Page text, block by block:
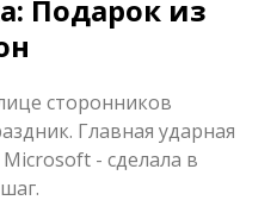
Подарок из
сторонников
Главная ударная
- сделала в